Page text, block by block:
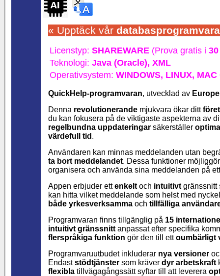
« Upptäck vår databasprogramvara
Licenstyp: SHAREWARE (Prova gratis i
Teknologi: Java (Oracle), XML
Operativsystem: WINDOWS, LINUX, MAC
QuickHelp-programvaran, utvecklad av
Denna revolutionerande mjukvara ökar ditt
du kan fokusera på de viktigaste aspekterna av
regelbundna uppdateringar säkerställer
värdefull tid .
Användaren kan minnas meddelanden utan
ta bort meddelandet. Dessa funktioner
organisera och använda sina meddelanden på
Appen erbjuder ettenkelt och intuitivt gränssnitt
kan hitta vilket meddelande som helst med
både yrkesverksamma och tillfälliga
Programvaran finns tillgänglig på 15
intuitivt gränssnitt anpassat efter specifika
flerspråkiga funktion gör den till ettoumbärligt
Programvaruutbudet inkluderar nya versioner
Endaststödtjänster som kräver dyr arbetskraft
flexibla tillvägagångssätt syftar till att leverera